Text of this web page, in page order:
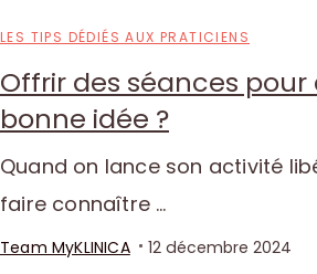
LES TIPS DÉDIÉS AUX PRATICIENS
Offrir des séances
bonne idée ?
Quand on lance son activité
faire connaître …
Team MyKLINICA 12 décembre 2024